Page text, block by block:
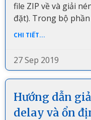
file ZIP về và giải
đặt). Trong bộ
CHI TIẾT...
27 Sep 2019
Hướng dẫn
delay và ổn